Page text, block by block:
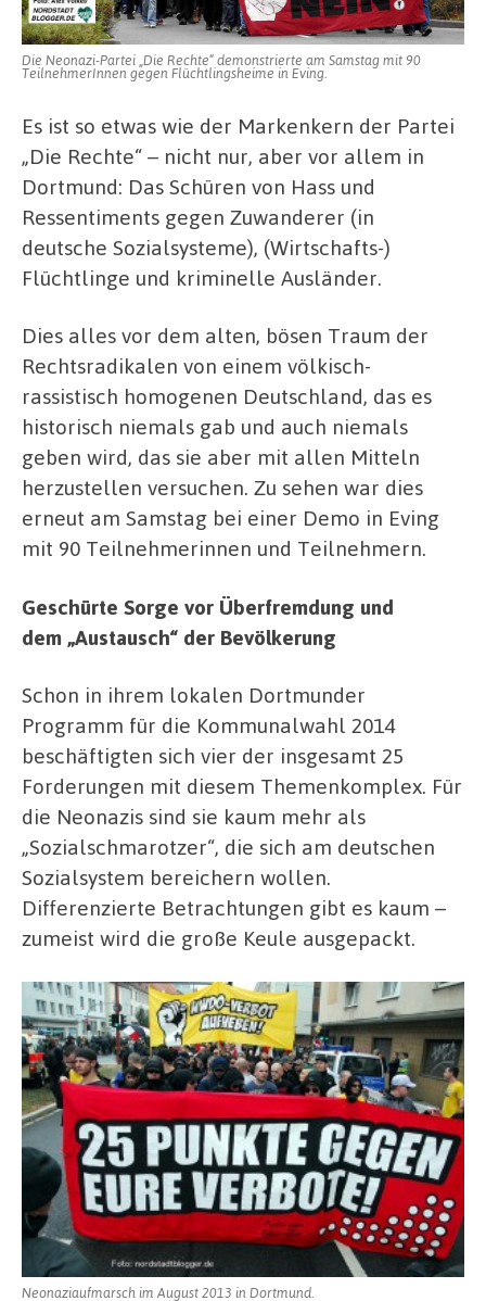
vor
Rechtsterrorismus
Die Neonazi-Partei „Die Rechte“ demonstrierte am Samstag mit 90
TeilnehmerInnen gegen Flüchtlingsheime in Eving.
Es ist so etwas wie der Markenkern der Partei
„Die Rechte“ – nicht nur, aber vor allem in
Dortmund: Das Schüren von Hass und
Ressentiments gegen Zuwanderer (in
deutsche Sozialsysteme), (Wirtschafts-)
Flüchtlinge und kriminelle Ausländer.
Dies alles vor dem alten, bösen Traum der
Rechtsradikalen von einem völkisch-
rassistisch homogenen Deutschland, das es
historisch niemals gab und auch niemals
geben wird, das sie aber mit allen Mitteln
herzustellen versuchen. Zu sehen war dies
erneut am Samstag bei einer Demo in Eving
mit 90 Teilnehmerinnen und Teilnehmern.
Geschürte Sorge vor Überfremdung und
dem „Austausch“ der Bevölkerung
Schon in ihrem lokalen Dortmunder
Programm für die Kommunalwahl 2014
beschäftigten sich vier der insgesamt 25
Forderungen mit diesem Themenkomplex. Für
die Neonazis sind sie kaum mehr als
„Sozialschmarotzer“, die sich am deutschen
Sozialsystem bereichern wollen.
Differenzierte Betrachtungen gibt es kaum –
zumeist wird die große Keule ausgepackt.
Neonaziaufmarsch im August 2013 in Dortmund.